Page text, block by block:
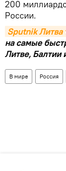
200
России.
Sputnik Литва
на самые
Литве, Балтии
В мире Россия